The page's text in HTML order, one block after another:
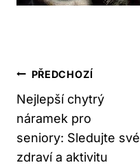
Navigace
Pro
Příspěvek
PŘEDCHOZÍ
Nejlepší chytrý
náramek pro
seniory: Sledujte své
zdraví a aktivitu